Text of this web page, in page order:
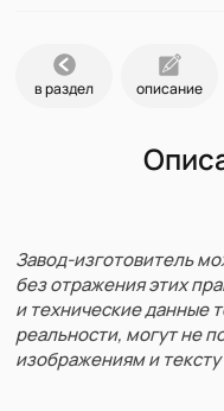
в раздел описание
Завод-изготовитель
без отражения этих
и технические данные
реальности, могут не
изображениям и тексту